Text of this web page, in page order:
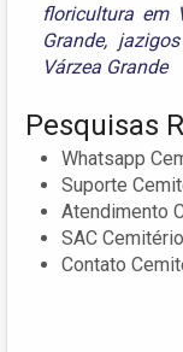
floricultura em
Grande,
Várzea Grande
Pesquisas
Whatsapp
Suporte
Atendimento
SAC
Contato